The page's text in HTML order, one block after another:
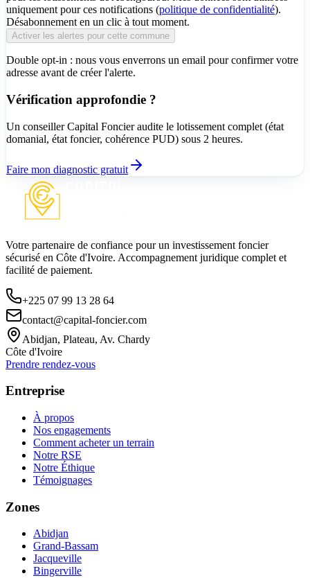
uniquement pour ces notifications (politique de confidentialité).
Désabonnement en un clic à tout moment.
Activer les alertes pour cette commune
Double opt-in : nous vous enverrons un email pour confirmer votre
adresse avant de créer l'alerte.
Vérification approfondie ?
Un conseiller Capital Foncier audite le lotissement complet (état
domanial, état foncier, cohérence PUD) sous 2 heures.
Faire mon diagnostic gratuit
Votre partenaire de confiance pour un investissement foncier
sécurisé en Côte d'Ivoire. Accompagnement juridique complet et
facilité de paiement.
+225 07 99 13 28 64
contact@capital-foncier.com
Abidjan, Plateau, Av. Chardy
Côte d'Ivoire
Prendre rendez-vous
Entreprise
À propos
Nos engagements
Comment acheter un terrain
Notre RSE
Notre Éthique
Témoignages
Zones
Abidjan
Grand-Bassam
Jacqueville
Bingerville